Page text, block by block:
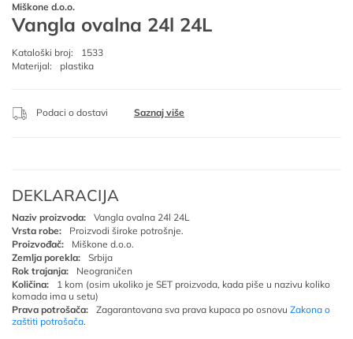
Miškone d.o.o.
Vangla ovalna 24l 24L
Kataloški broj:
1533
Materijal:
plastika
Podaci o dostavi Saznaj više
DEKLARACIJA
Naziv proizvoda:
Vangla ovalna 24l 24L
Vrsta robe:
Proizvodi široke potrošnje.
Proizvođač:
Miškone d.o.o.
Zemlja porekla:
Srbija
Rok trajanja:
Neograničen
Količina:
1 kom (osim ukoliko je SET proizvoda, kada piše u nazivu koliko
komada ima u setu)
Prava potrošača:
Zagarantovana sva prava kupaca po osnovu Zakona o
zaštiti potrošača.